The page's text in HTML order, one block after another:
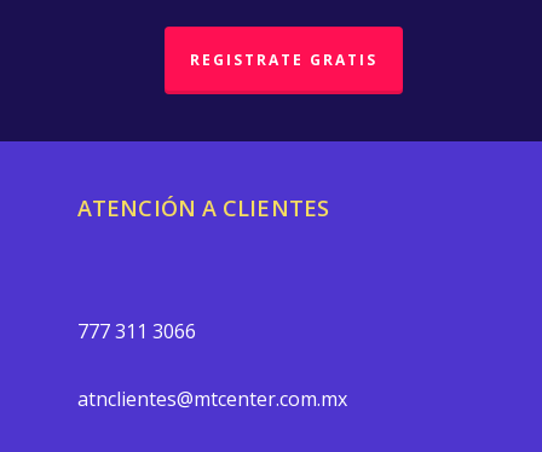
REGISTRATE GRATIS
ATENCIÓN A CLIENTES
777 311 3066
atnclientes@mtcenter.com.mx